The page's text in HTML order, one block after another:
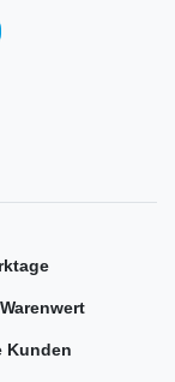
Kunden